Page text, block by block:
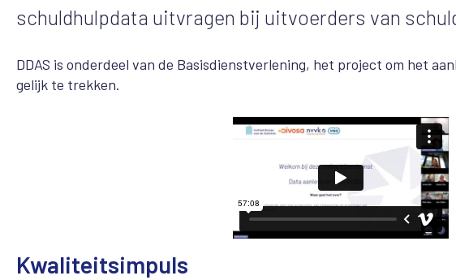
schuldhulpdata uitvragen bij uitvoerders van
DDAS is onderdeel van de Basisdienstverlening, het project om het
gelijk te trekken.
Kwaliteitsimpuls